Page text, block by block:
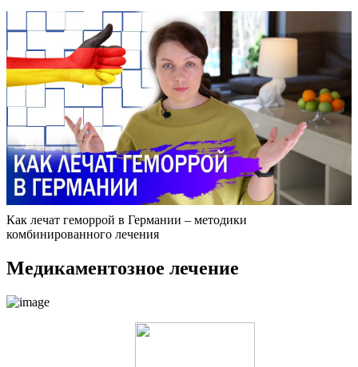
Как лечат геморрой в Германии – методики
комбинированного лечения
Медикаментозное лечение